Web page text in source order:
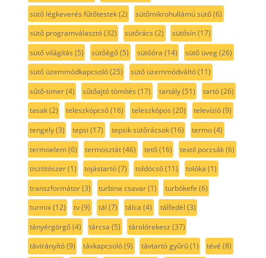
sütő légkeverés fűtőtestek(2) sütőmikrohullámú sütő(6)
sütő programválasztó(32) sütőrács (2) sütősín(17)
sütő világítás (5) sütőégő(5) sütőóra (14) sütő üveg(26)
sütő üzemmódkapcsoló(25) sütő üzemmódváltó(11)
sűtő-timer(4) sűtőajtó tömítés (17) tartály(51) tartó(26)
tasak(2) teleszkópcső(16) teleszkópos (20) televízió(9)
tengely(3) tepsi (17) tepsik sütőrácsok(16) termo(4)
termoelem(6) termosztát(46) tető(16) textil porzsák(6)
tisztítószer(1) tojástartó(7) toldócső(11) tolóka (1)
transzformátor(3) turbina csavar(1) turbókefe (6)
turmix(12) tv(9) tál (7) tálca (4) tálfedél (3)
tányérgörgő(4) tárcsa (5) tárolórekesz (37)
távirányító(9) távkapcsoló(9) távtartó gyűrű(1) tévé (8)